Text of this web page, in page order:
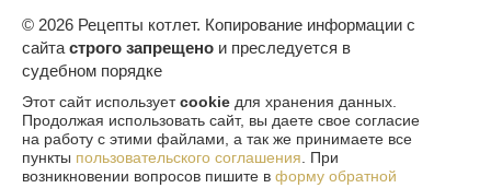
© 2026 Рецепты котлет. Копирование информации с
сайта строго запрещено и преследуется в
судебном порядке
Этот сайт использует cookie для хранения данных.
Продолжая использовать сайт, вы даете свое согласие
на работу с этими файлами, а так же принимаете все
пункты пользовательского соглашения. При
возникновении вопросов пишите в форму обратной